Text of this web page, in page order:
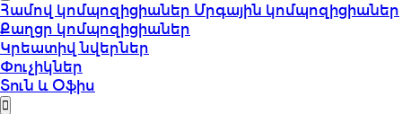
Համով կոմպոզիցիաներ Մրգային կոմպոզիցիաներ
Քաղցր կոմպոզիցիաներ
Կրեատիվ նվերներ
Փուչիկներ
Տուն և Օֆիս